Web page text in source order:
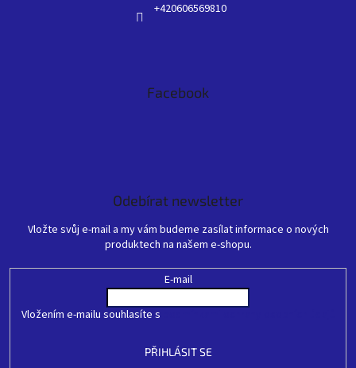
+420606569810
Facebook
Odebírat newsletter
Vložte svůj e-mail a my vám budeme zasílat informace o nových
produktech na našem e-shopu.
E-mail
Vložením e-mailu souhlasíte s
PŘIHLÁSIT SE